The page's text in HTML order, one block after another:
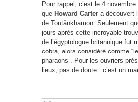
Pour rappel, c’est le 4 novembre
que Howard Carter a découvert
de Toutânkhamon. Seulement
jours après cette incroyable
de l’égyptologue britannique fut
cobra, alors considéré comme
pharaons”. Pour les ouvriers
lieux, pas de doute : c’est un